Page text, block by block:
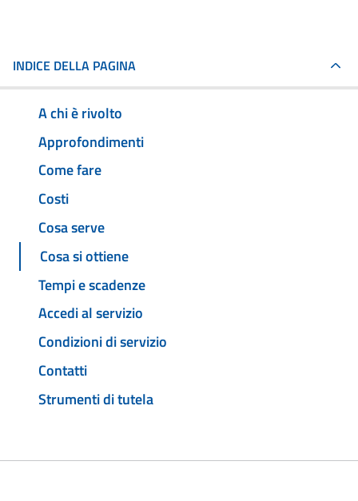
INDICE DELLA PAGINA
A chi è rivolto
Approfondimenti
Come fare
Costi
Cosa serve
Cosa si ottiene
Tempi e scadenze
Accedi al servizio
Condizioni di servizio
Contatti
Strumenti di tutela